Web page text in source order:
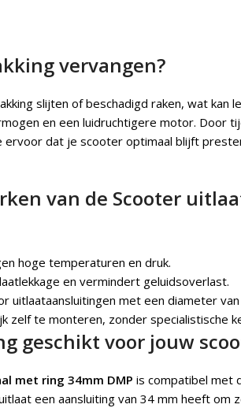
vervangen?
slijten of beschadigd raken, wat kan
en een luidruchtigere motor. Door
ervoor dat je scooter optimaal blijft
van de Scooter
hoge temperaturen en druk.
en vermindert geluidsoverlast.
uitlaataansluitingen met een diameter
zelf te monteren, zonder specialistische
geschikt voor jouw
met ring 34mm DMP is compatibel met
een aansluiting van 34 mm heeft om